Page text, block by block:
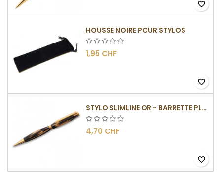
favorite_border
HOUSSE NOIRE POUR STYLOS
1,95 CHF
favorite_border
STYLO SLIMLINE OR - BARRETTE PLATE
4,70 CHF
favorite_border